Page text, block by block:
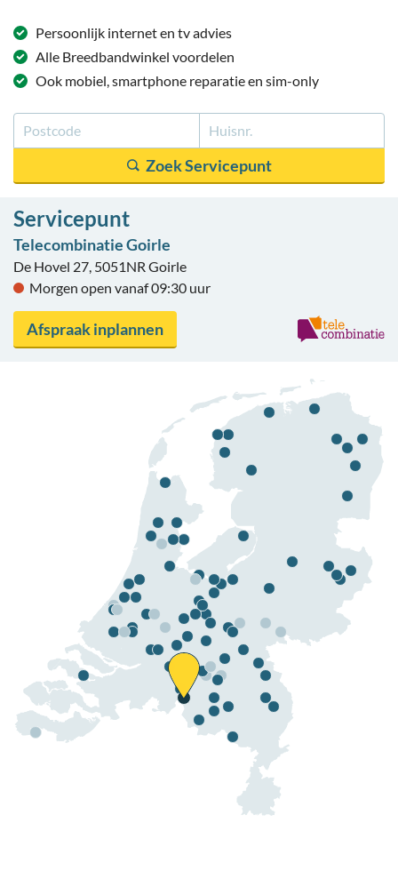
Persoonlijk internet en tvadvies
Alle Breedbandwinkel voordelen
Ook mobiel, smartphone reparatieen sim-only
Servicepunt
Telecombinatie Goirle
De Hovel 27, 5051NR Goirle
Morgen open vanaf 09:30 uur
Afspraak inplannen